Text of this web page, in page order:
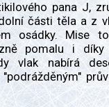
pana J,
části těla a z
osádky. Mise
pomalu i díky
vlak nabírá